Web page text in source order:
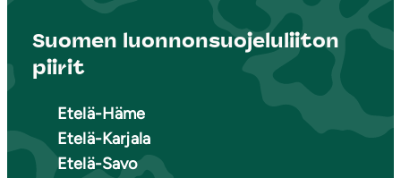
Suomen luonnonsuojeluliiton
piirit
Etelä-Häme
Etelä-Karjala
Etelä-Savo